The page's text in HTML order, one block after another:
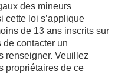
des mineurs
cette loi s’applique
de 13 ans inscrits sur
contacter un
renseigner. Veuillez
propriétaires de ce